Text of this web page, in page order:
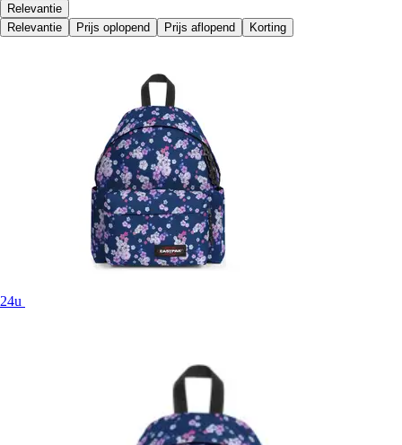
Relevantie
Relevantie
Prijs oplopend Prijs aflopend Korting
24u